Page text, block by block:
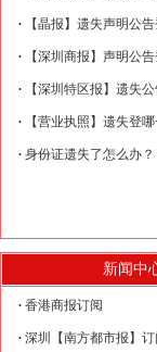
【晶报】遗失声明公
【深圳商报】声明公
【深圳特区报】遗失
【营业执照】遗失登
身份证遗失了怎么办？
新闻中
香港商报订阅
深圳【南方都市报】